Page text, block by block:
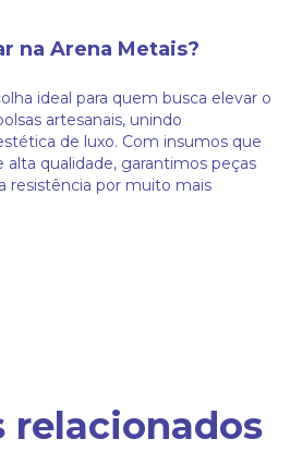
na Arena Metais?
ideal para quem busca elevar o
artesanais, unindo
de luxo. Com insumos que
alta qualidade, garantimos peças
resistência por muito mais
relacionados